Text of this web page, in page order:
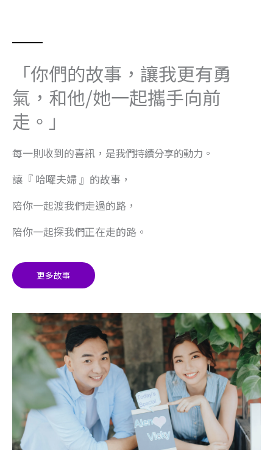
「你們的故事，讓我更有勇
氣，和他/她一起攜手向前
走。」
每一則收到的喜訊， 是我們持續分享的動力。
讓『 哈囉夫婦 』的故事，
陪你一起渡我們走過的路，
陪你一起探我們正在走的路。
更多故事